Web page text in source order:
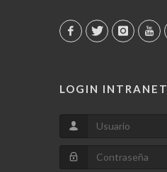
LOGIN INTRANET